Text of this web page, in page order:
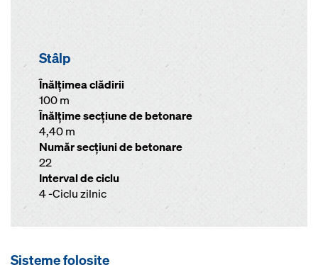
Stâlp
Înălţimea clădirii
100 m
Înălţime secţiune de betonare
4,40 m
Număr secţiuni de betonare
22
Interval de ciclu
4 -Ciclu zilnic
Sisteme folosite